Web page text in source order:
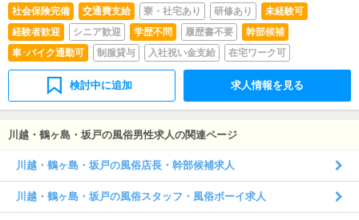
社会保険完備
交通費支給 寮・社宅あり 研修あり
未経験可
経験者歓迎
シニア歓迎 学歴不問 履歴書不要
幹部候補
車･バイク通勤可
制服貸与 入社祝い金支給 在宅ワーク可
検討中に追加 求人情報を見る
川越・鶴ヶ島・坂戸の風俗男性求人の関連ページ
川越・鶴ヶ島・坂戸の風俗店長・幹部候補求人
川越・鶴ヶ島・坂戸の風俗スタッフ・風俗ボーイ求人